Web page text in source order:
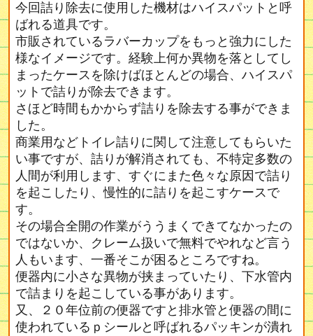
今回詰り除去に使用した機材はハイスパットと呼
ばれる道具です。
市販されているラバーカップをもっと強力にした
様なイメージです。経験上何か異物を落としてし
まったケースを除けばほとんどの場合、ハイスパ
ットで詰りが除去できます。
さほど時間もかからず詰りを除去する事ができま
した。
商業用などトイレ詰りに関して注意してもらいた
い事ですが、詰りが解消されても、不特定多数の
人間が利用します、すぐにまた色々な原因で詰り
を起こしたり、慢性的に詰りを起こすケースで
す。
その場合全開の作業がううまくできてなかったの
ではないか、クレーム扱いで無料でやれなど言う
人もいます、一番そこが困るところですね。
便器内に小さな異物が挟まっていたり、下水管内
で詰まりを起こしている事があります。
又、２０年位前の便器ですと排水管と便器の間に
使われているｐシールと呼ばれるパッキンが潰れ